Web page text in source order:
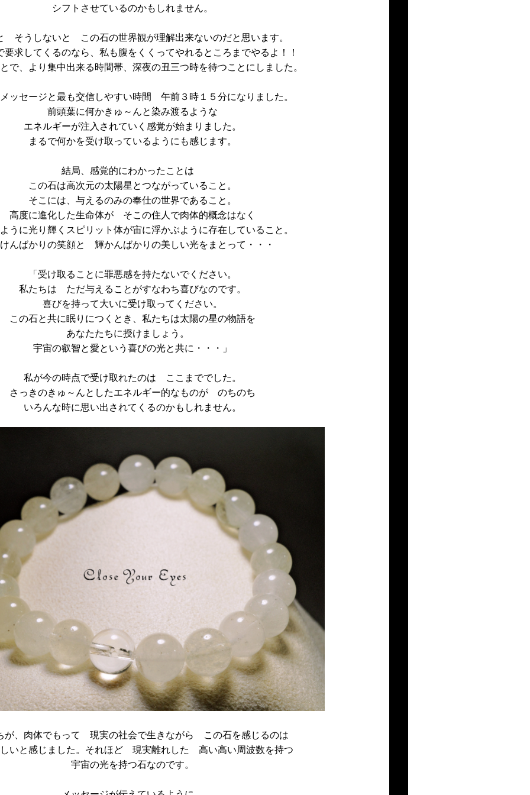
シフトさせているのかもしれません。
そうしないと この石の世界観が理解出来ないのだと思います。
要求してくるのなら、私も腹をくくってやれるところまでやるよ！！
で、より集中出来る時間帯、深夜の丑三つ時を待つことにしました。
ッセージと最も交信しやすい時間 午前３時１５分になりました。
前頭葉に何かきゅ～んと染み渡るような
エネルギーが注入されていく感覚が始まりました。
まるで何かを受け取っているようにも感じます。
結局、感覚的にわかったことは
この石は高次元の太陽星とつながっていること。
そこには、与えるのみの奉仕の世界であること。
高度に進化した生命体が そこの住人で肉体的概念はなく
うに光り輝くスピリット体が宙に浮かぶように存在していること。
んばかりの笑顔と 輝かんばかりの美しい光をまとって・・・
「受け取ることに罪悪感を持たないでください。
私たちは ただ与えることがすなわち喜びなのです。
喜びを持って大いに受け取ってください。
この石と共に眠りにつくとき、私たちは太陽の星の物語を
あなたたちに授けましょう。
宇宙の叡智と愛という喜びの光と共に・・・」
私が今の時点で受け取れたのは ここまででした。
さっきのきゅ～んとしたエネルギー的なものが のちのち
いろんな時に思い出されてくるのかもしれません。
が、肉体でもって 現実の社会で生きながら この石を感じるのは
いと感じました。それほど 現実離れした 高い高い周波数を持つ
宇宙の光を持つ石なのです。